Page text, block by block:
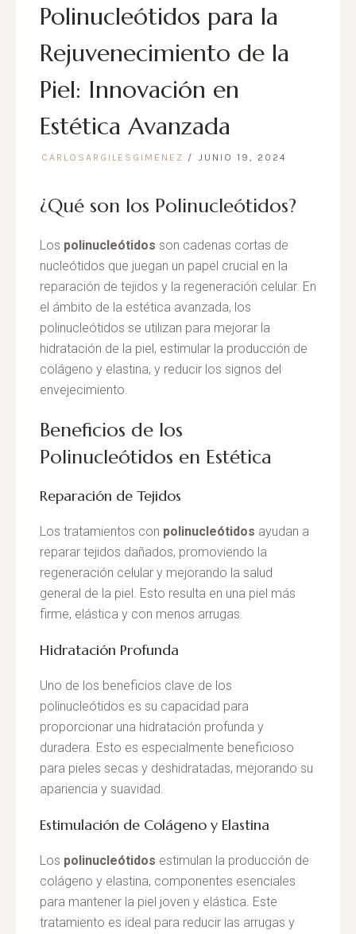
Polinucleótidos para la
Rejuvenecimiento de la
Piel: Innovación en
Estética Avanzada
CARLOSARGILESGIMENEZ JUNIO 19, 2024
¿Qué son los Polinucleótidos?
Los polinucleótidos son cadenas cortas de
nucleótidos que juegan un papel crucial en la
reparación de tejidos y la regeneración celular. En
el ámbito de la estética avanzada, los
polinucleótidos se utilizan para mejorar la
hidratación de la piel, estimular la producción de
colágeno y elastina, y reducir los signos del
envejecimiento.
Beneficios de los
Polinucleótidos en Estética
Reparación de Tejidos
Los tratamientos con polinucleótidos ayudan a
reparar tejidos dañados, promoviendo la
regeneración celular y mejorando la salud
general de la piel. Esto resulta en una piel más
firme, elástica y con menos arrugas.
Hidratación Profunda
Uno de los beneficios clave de los
polinucleótidos es su capacidad para
proporcionar una hidratación profunda y
duradera. Esto es especialmente beneficioso
para pieles secas y deshidratadas, mejorando su
apariencia y suavidad.
Estimulación de Colágeno y Elastina
Los polinucleótidos estimulan la producción de
colágeno y elastina, componentes esenciales
para mantener la piel joven y elástica. Este
tratamiento es ideal para reducir las arrugas y